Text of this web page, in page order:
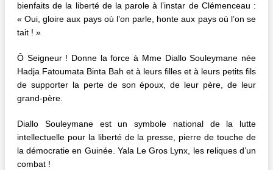
bienfaits de la liberté de la parole à l’instar de Clémenceau :
« Oui, gloire aux pays où l’on parle, honte aux pays où l’on se
tait ! »
Ô Seigneur ! Donne la force à Mme Diallo Souleymane née
Hadja Fatoumata Binta Bah et à leurs filles et à leurs petits fils
de supporter la perte de son époux, de leur père, de leur
grand-père.
Diallo Souleymane est un symbole national de la lutte
intellectuelle pour la liberté de la presse, pierre de touche de
la démocratie en Guinée. Yala Le Gros Lynx, les reliques d’un
combat !